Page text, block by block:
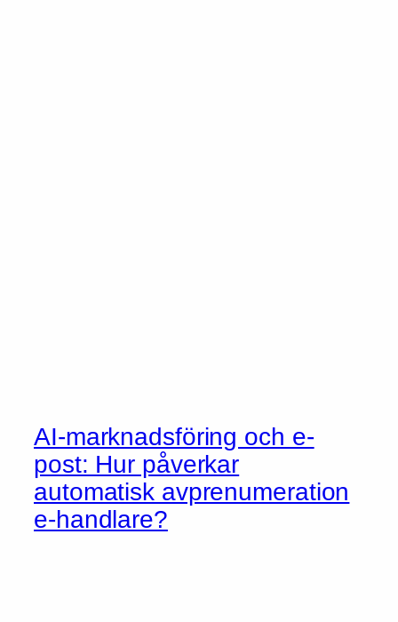
AI-marknadsföring och e-
post: Hur påverkar
automatisk avprenumeration
e-handlare?